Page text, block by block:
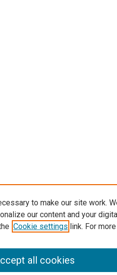
to make our site work.
our content and your
Cookie settings link. For
all cookies